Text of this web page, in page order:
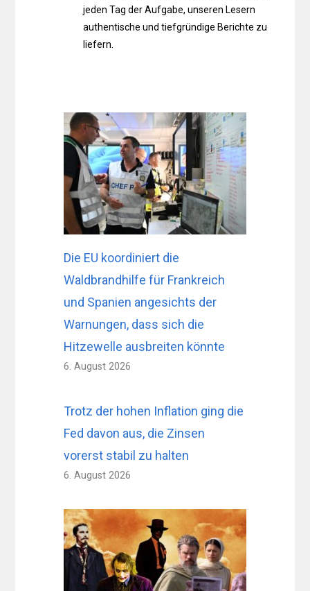
jeden Tag der Aufgabe, unseren Lesern
authentische und tiefgründige Berichte zu
liefern.
Die EU koordiniert die
Waldbrandhilfe für Frankreich
und Spanien angesichts der
Warnungen, dass sich die
Hitzewelle ausbreiten könnte
6. August 2026
Trotz der hohen Inflation ging die
Fed davon aus, die Zinsen
vorerst stabil zu halten
6. August 2026